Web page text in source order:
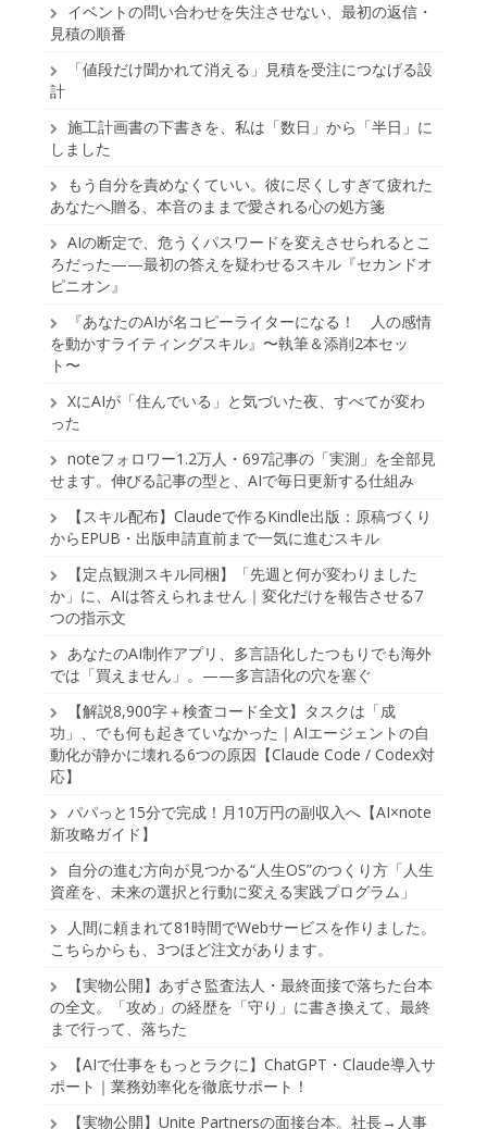
イベントの問い合わせを失注させない、最初の返信・
見積の順番
「値段だけ聞かれて消える」見積を受注につなげる設
計
施工計画書の下書きを、私は「数日」から「半日」に
しました
もう自分を責めなくていい。彼に尽くしすぎて疲れた
あなたへ贈る、本音のままで愛される心の処方箋
AIの断定で、危うくパスワードを変えさせられるとこ
ろだった——最初の答えを疑わせるスキル『セカンドオ
ピニオン』
『あなたのAIが名コピーライターになる！ 人の感情
を動かすライティングスキル』〜執筆＆添削2本セッ
ト〜
XにAIが「住んでいる」と気づいた夜、すべてが変わ
った
noteフォロワー1.2万人・697記事の「実測」を全部見
せます。伸びる記事の型と、AIで毎日更新する仕組み
【スキル配布】Claudeで作るKindle出版：原稿づくり
からEPUB・出版申請直前まで一気に進むスキル
【定点観測スキル同梱】「先週と何が変わりました
か」に、AIは答えられません｜変化だけを報告させる7
つの指示文
あなたのAI制作アプリ、多言語化したつもりでも海外
では「買えません」。——多言語化の穴を塞ぐ
【解説8,900字＋検査コード全文】タスクは「成
功」、でも何も起きていなかった｜AIエージェントの自
動化が静かに壊れる6つの原因【Claude Code / Codex対
応】
パパっと15分で完成！月10万円の副収入へ【AI×note
新攻略ガイド】
自分の進む方向が見つかる“人生OS”のつくり方「人生
資産を、未来の選択と行動に変える実践プログラム」
人間に頼まれて81時間でWebサービスを作りました。
こちらからも、3つほど注文があります。
【実物公開】あずさ監査法人・最終面接で落ちた台本
の全文。「攻め」の経歴を「守り」に書き換えて、最終
まで行って、落ちた
【AIで仕事をもっとラクに】ChatGPT・Claude導入サ
ポート｜業務効率化を徹底サポート！
【実物公開】Unite Partnersの面接台本。社長→人事